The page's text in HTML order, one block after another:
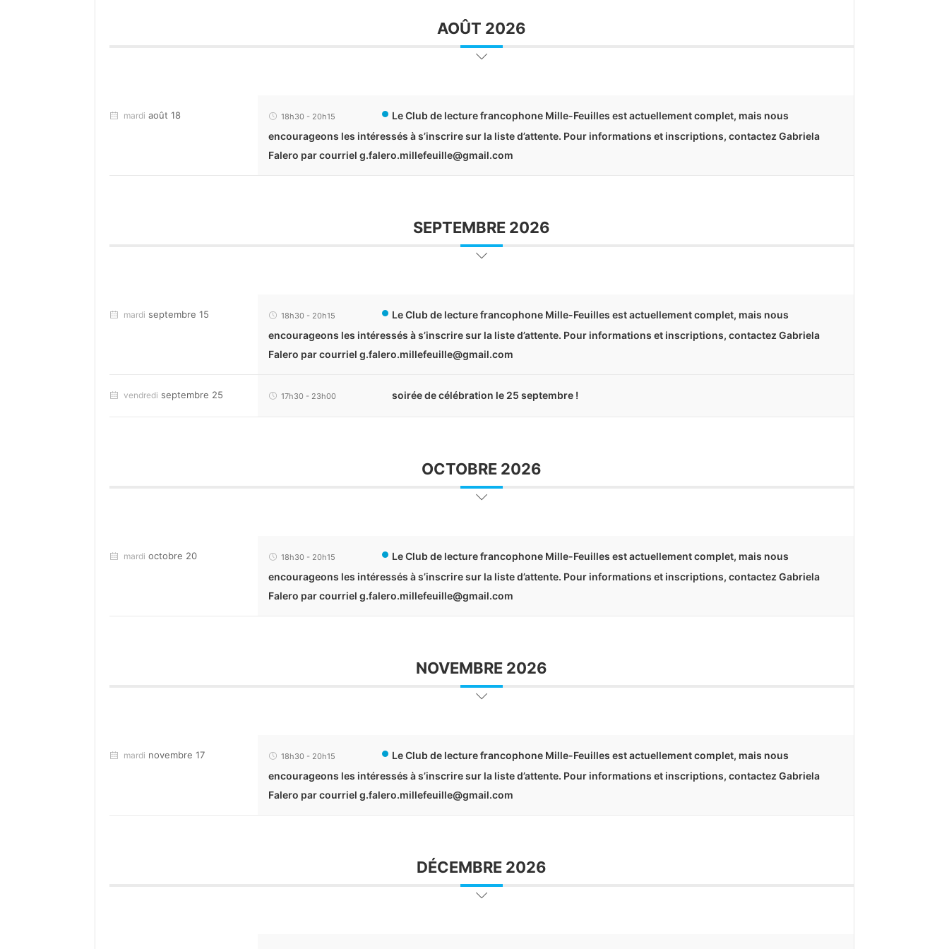
AOÛT 2026
mardi août 18 18h30 - 20h15
Le Club de lecture francophone Mille-Feuilles est actuellement complet, mais nous
encourageons les intéressés à s’inscrire sur la liste d’attente. Pour informations et inscriptions, contactez Gabriela
Falero par courriel g.falero.millefeuille@gmail.com
SEPTEMBRE 2026
mardi septembre 15 18h30 - 20h15
Le Club de lecture francophone Mille-Feuilles est actuellement complet, mais nous
encourageons les intéressés à s’inscrire sur la liste d’attente. Pour informations et inscriptions, contactez Gabriela
Falero par courriel g.falero.millefeuille@gmail.com
vendredi septembre 25 17h30 - 23h00 soirée de célébration le 25 septembre !
OCTOBRE 2026
mardi octobre 20 18h30 - 20h15
Le Club de lecture francophone Mille-Feuilles est actuellement complet, mais nous
encourageons les intéressés à s’inscrire sur la liste d’attente. Pour informations et inscriptions, contactez Gabriela
Falero par courriel g.falero.millefeuille@gmail.com
NOVEMBRE 2026
mardi novembre 17 18h30 - 20h15
Le Club de lecture francophone Mille-Feuilles est actuellement complet, mais nous
encourageons les intéressés à s’inscrire sur la liste d’attente. Pour informations et inscriptions, contactez Gabriela
Falero par courriel g.falero.millefeuille@gmail.com
DÉCEMBRE 2026